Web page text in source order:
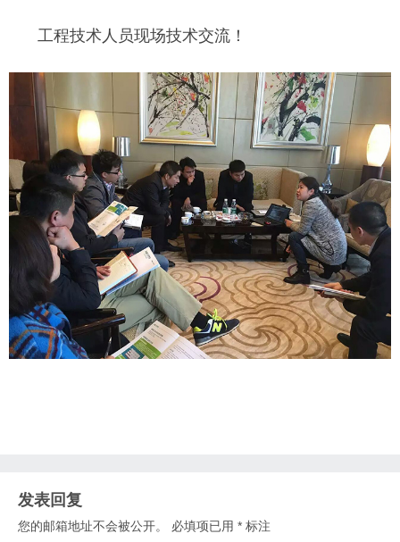
工程技术人员现场技术交流！
发表回复
您的邮箱地址不会被公开。 必填项已用 * 标注